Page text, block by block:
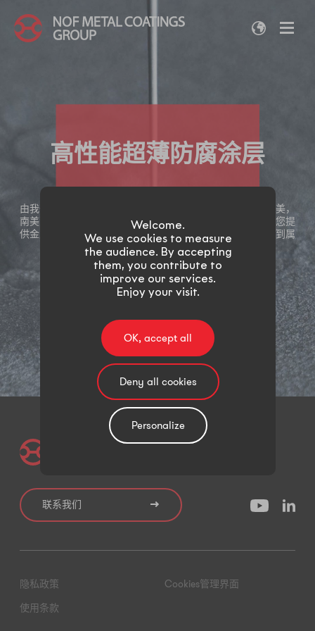
高性能超薄防腐涂层
由我们集团旗下设分布世界各地的子公司（欧洲，亚洲，北美，
南美）多区域协同作用与当地的专业团队共同助力下，帮助您提
供金属零部件的涂层解决方案。通过探索你所在地区网站找到属
于您自己的专属涂层系统方案。
联系我们
隐私政策
使用条款
Cookies管理界面
Welcome.
We use cookies to measure
the audience. By accepting
them, you contribute to
improve our services.
Enjoy your visit.
OK, accept all
Deny all cookies
Personalize